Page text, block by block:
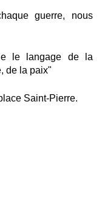
guerre, nous
le langage de la
de la paix"
Saint-Pierre.